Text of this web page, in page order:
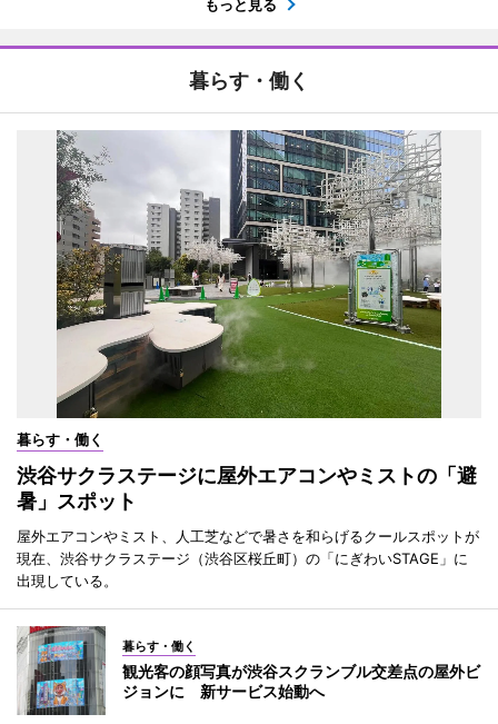
もっと見る
暮らす・働く
暮らす・働く
渋谷サクラステージに屋外エアコンやミストの「避
暑」スポット
屋外エアコンやミスト、人工芝などで暑さを和らげるクールスポットが
現在、渋谷サクラステージ（渋谷区桜丘町）の「にぎわいSTAGE」に
出現している。
暮らす・働く
観光客の顔写真が渋谷スクランブル交差点の屋外ビ
ジョンに 新サービス始動へ